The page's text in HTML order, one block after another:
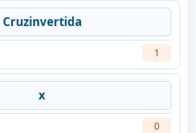
Cruzinvertida
1
x
0